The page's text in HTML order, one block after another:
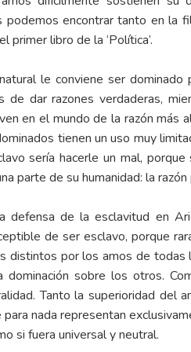
podemos encontrar tanto en
libro de la ‘Política’.
le conviene ser
de dar razones verdaderas,
en el mundo de la razón
tienen un uso muy
sería hacerle un mal,
parte de su humanidad: la
defensa de la esclavitud en
de ser esclavo, porque
distintos por los amos de
dominación sobre los otros.
Tanto la superioridad
nada representan
si fuera universal y neutral.